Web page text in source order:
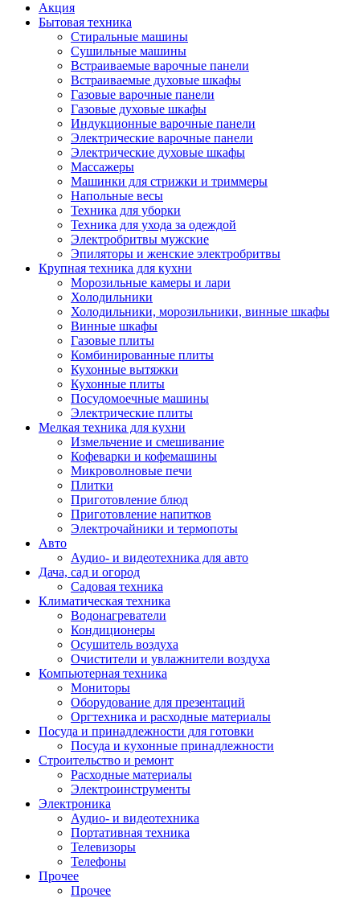
Акция
Бытовая техника
Стиральные машины
Сушильные машины
Встраиваемые варочные панели
Встраиваемые духовые шкафы
Газовые варочные панели
Газовые духовые шкафы
Индукционные варочные панели
Электрические варочные панели
Электрические духовые шкафы
Массажеры
Машинки для стрижки и триммеры
Напольные весы
Техника для уборки
Техника для ухода за одеждой
Электробритвы мужские
Эпиляторы и женские электробритвы
Крупная техника для кухни
Морозильные камеры и лари
Холодильники
Холодильники, морозильники, винные шкафы
Винные шкафы
Газовые плиты
Комбинированные плиты
Кухонные вытяжки
Кухонные плиты
Посудомоечные машины
Электрические плиты
Мелкая техника для кухни
Измельчение и смешивание
Кофеварки и кофемашины
Микроволновые печи
Плитки
Приготовление блюд
Приготовление напитков
Электрочайники и термопоты
Авто
Аудио- и видеотехника для авто
Дача, сад и огород
Садовая техника
Климатическая техника
Водонагреватели
Кондиционеры
Осушитель воздуха
Очистители и увлажнители воздуха
Компьютерная техника
Мониторы
Оборудование для презентаций
Оргтехника и расходные материалы
Посуда и принадлежности для готовки
Посуда и кухонные принадлежности
Строительство и ремонт
Расходные материалы
Электроинструменты
Электроника
Аудио- и видеотехника
Портативная техника
Телевизоры
Телефоны
Прочее
Прочее